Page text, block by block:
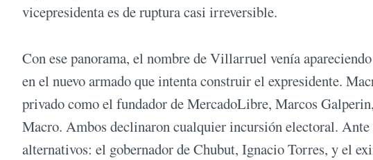
vicepresidenta es de ruptura casi irreversible.
Con ese panorama, el nombre de Villarruel venía
en el nuevo armado que intenta construir el expresidente.
privado como el fundador de MercadoLibre, Marcos
Macro. Ambos declinaron cualquier incursión electoral. Ante
alternativos: el gobernador de Chubut, Ignacio Torres, y el